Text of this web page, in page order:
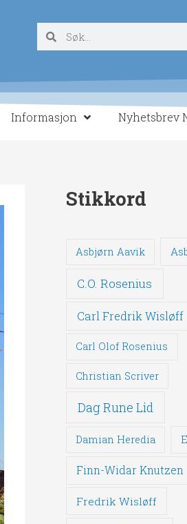
SøkSøk
Informasjon Nyhetsbrev
Stikkord
Asbjørn Aavik
C.O. Rosenius
Carl Fredrik Wisløff
Carl Olof Rosenius
Christian Scriver
Dag Rune Lid
Damian Heredia
Finn-Widar Knutzen
Fredrik Wisløff